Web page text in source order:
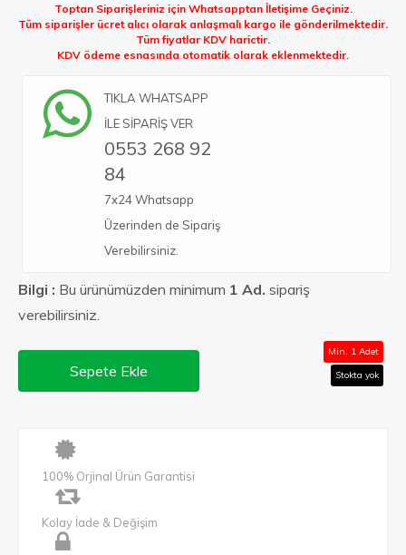
Toptan Siparişleriniz için Whatsapptan İletişime Geçiniz.
Tüm siparişler ücret alıcı olarak anlaşmalı kargo ile gönderilmektedir.
Tüm fiyatlar KDV harictir.
KDV ödeme esnasında otomatik olarak eklenmektedir.
TIKLA WHATSAPP
İLE SİPARİŞ VER
0553 268 92
84
7x24 Whatsapp
Üzerinden de Sipariş
Verebilirsiniz.
Bilgi : Bu ürünümüzden minimum 1 Ad. sipariş
verebilirsiniz.
Sepete Ekle
Min. 1 Adet
Stokta yok
100% Orjinal Ürün Garantisi
Kolay İade & Değişim